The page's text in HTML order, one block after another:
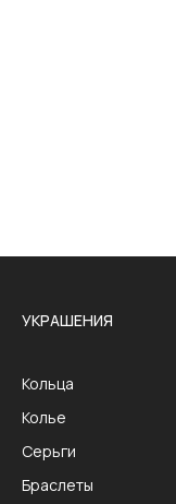
УКРАШЕНИЯ
Кольца
Колье
Серьги
Браслеты